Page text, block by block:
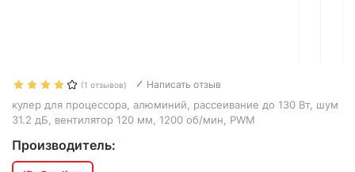
(1 отзывов) Написать отзыв
кулер для процессора, алюминий, рассеивание до 130 Вт, шум
31.2 дБ, вентилятор 120 мм, 1200 об/мин, PWM
Производитель: